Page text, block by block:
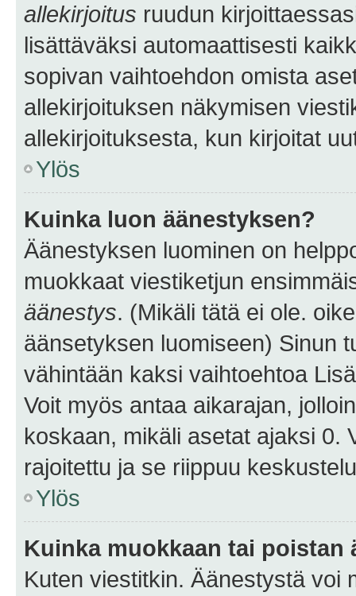
allekirjoitus ruudun
lisättäväksi automaattisesti
sopivan vaihtoehdon omista
allekirjoituksen näkymisen
allekirjoituksesta, kun kirjoitat
Ylös
Kuinka luon äänestyksen?
Äänestyksen luominen on
muokkaat viestiketjun
äänestys. (Mikäli tätä ei ole.
äänsetyksen luomiseen) Sinun
vähintään kaksi vaihtoehtoa
Voit myös antaa aikarajan,
koskaan, mikäli asetat ajaksi 0.
rajoitettu ja se riippuu
Ylös
Kuinka muokkaan tai poistan
Kuten viestitkin. Äänestystä voi